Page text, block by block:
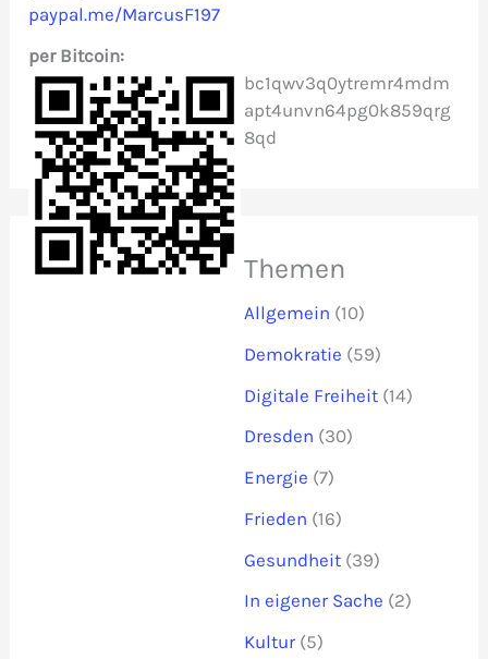
h
:
paypal.me/MarcusF197
per Bitcoin:
bc1qwv3q0ytremr4mdm
apt4unvn64pg0k859qrg
8qd
Themen
Allgemein (10)
Demokratie (59)
Digitale Freiheit (14)
Dresden (30)
Energie (7)
Frieden (16)
Gesundheit (39)
In eigener Sache (2)
Kultur (5)